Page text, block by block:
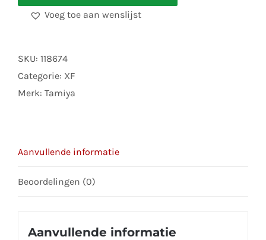
Mini
Romp
Rood
mat
Voeg toe aan wenslijst
SKU: 118674
Categorie: XF
Merk: Tamiya
Aanvullende informatie
Beoordelingen (0)
Aanvullende informatie